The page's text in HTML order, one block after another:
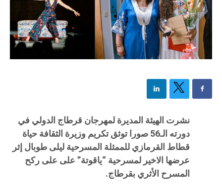
نشرت الهيئة المديرة لمهرجان قرطاج الدولي في
دورته الـ56 صورا توثق تكريم وزيرة الثقافة حياة
قطاط القرمازي للممثلة المسرحية ليلى طوبال إثر
عرضها الاخير لمسرحية “ياقوتة” على على ركح
المسرح الأثري بقرطاج.